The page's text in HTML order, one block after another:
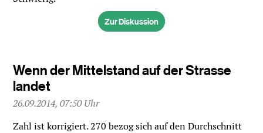
Zur Diskussion
Wenn der Mittelstand auf der Strasse
landet
26.09.2014, 07:50 Uhr
Zahl ist korrigiert. 270 bezog sich auf den Durchschnitt